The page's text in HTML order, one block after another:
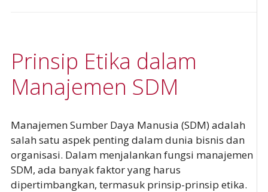
Prinsip Etika dalam
Manajemen SDM
Manajemen Sumber Daya Manusia (SDM) adalah
salah satu aspek penting dalam dunia bisnis dan
organisasi. Dalam menjalankan fungsi manajemen
SDM, ada banyak faktor yang harus
dipertimbangkan, termasuk prinsip-prinsip etika.